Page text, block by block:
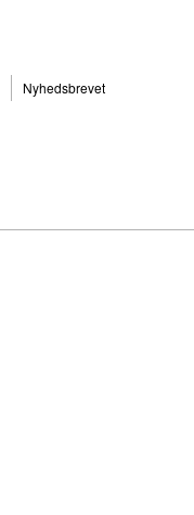
Nyhedsbrevet